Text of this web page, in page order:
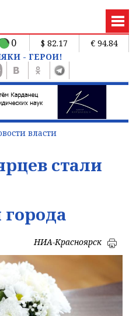
0 $ 82.17
€ 94.84
- ГЕРОИ!
власти
стали
НИА-Красноярск